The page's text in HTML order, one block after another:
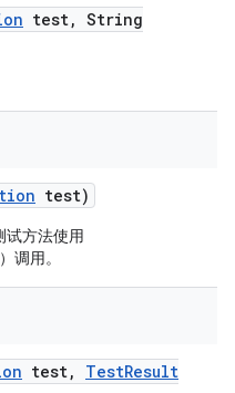
test, String
test)
试方法使用
调用。
test, TestResult